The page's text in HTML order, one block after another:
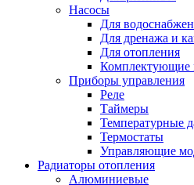
Насосы
Для
Для дренажа и
Для отопления
Комплектующие
Приборы управления
Реле
Таймеры
Температурные
Термостаты
Управляющие
Радиаторы отопления
Алюминиевые